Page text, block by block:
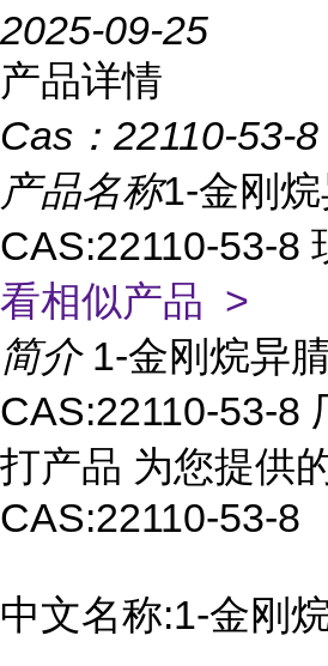
2025-09-25
产品详情
Cas： 22110-53-8
产品名称1-金刚
CAS:22110-53-8
看相似产品 >
简介 1-金刚烷异
CAS:22110-53-8
打产品 为您提供
CAS:22110-53-8
中文名称:1-金刚